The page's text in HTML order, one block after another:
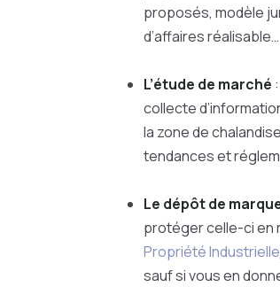
proposés, modèle
d’affaires
L’étude de marché
collecte
la zone de
tendances et
Le dépôt de
protéger celle-ci en
Propriété
sauf si vous en